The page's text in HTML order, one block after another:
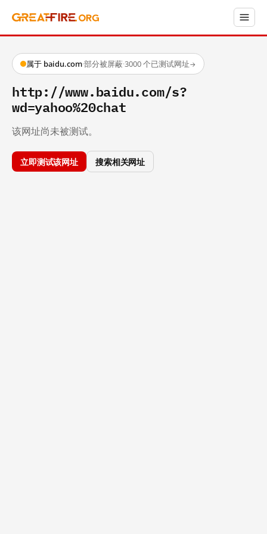
属于 baidu.com·部分被屏蔽·3000 个已测试网址→
http://www.baidu.com/s?
wd=yahoo%20chat
该网址尚未被测试。
立即测试该网址 搜索相关网址